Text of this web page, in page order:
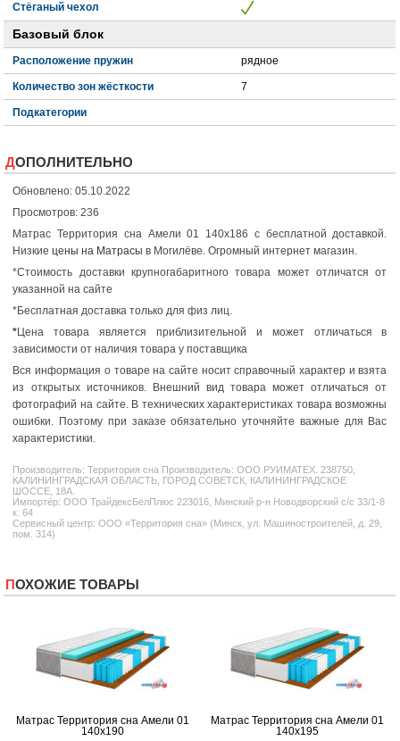
Стёганый чехол
Базовый блок
Расположение пружин рядное
Количество зон жёсткости 7
Подкатегории
ДОПОЛНИТЕЛЬНО
Обновлено: 05.10.2022
Просмотров: 236
Матрас Территория сна Амели 01 140x186 с бесплатной доставкой.
Низкиецены на Матрасы в Могилёве. Огромный интернет магазин.
*Стоимость доставки крупногабаритного товара может отличатся от
указанной на сайте
*Бесплатная доставка только для физ лиц.
*Цена товара является приблизительной и может отличаться в
зависимости от наличия товара у поставщика
Вся информация о товаре на сайте носит справочный характер и взята
из открытых источников. Внешний вид товара может отличаться от
фотографий на сайте. В технических характеристиках товара возможны
ошибки. Поэтому при заказе обязательно уточняйте важные для Вас
характеристики.
Производитель:Территория сна Производитель: ООО РУИМАТЕХ. 238750,
КАЛИНИНГРАДСКАЯ ОБЛАСТЬ, ГОРОД СОВЕТСК, КАЛИНИНГРАДСКОЕ
ШОССЕ, 18А.
Импортёр: ООО ТрайдексБелПлюс 223016, Минский р-н Новодворский с/с 33/1-8
к. 64
Сервисный центр: ООО «Территория сна» (Минск, ул. Машиностроителей, д. 29,
пом. 314)
ПОХОЖИЕ ТОВАРЫ
Матрас Территория сна Амели 01
140x190
Матрас Территория сна Амели 01
140x195